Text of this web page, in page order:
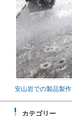
安山岩での製品製作
カテゴリー